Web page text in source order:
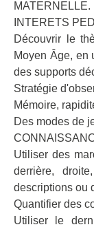
MATERNELLE.
INTERETS
Découvrir le
Moyen Âge, en
des supports
Stratégie
Mémoire,
Des modes de
Utiliser des
derrière,
descriptions ou
Quantifier des
Utiliser le